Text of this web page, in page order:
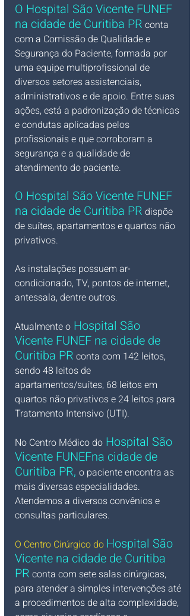
O Hospital São Vicente FUNEF
na cidade de Curitiba PR conta
com a Comissão de Qualidade e
Segurança do Paciente, formada por
uma equipe multiprofissional de
diversos setores assistenciais,
administrativos e de apoio. Entre suas
ações, está a padronização de técnicas
e condutas aplicadas pelos
profissionais e que corroboram a
segurança e a qualidade de
atendimento do paciente.
O Hospital São Vicente FUNEF
na cidade de Curitiba PR dispõe
de suítes, apartamentos e quartos não
privativos.
As instalações possuem ar-
condicionado, TV, pontos de internet,
antessala, dentre outros.
Atualmente o Hospital São
Vicente FUNEF na cidade de
Curitiba PR conta com 142 leitos,
sendo 48 leitos de
apartamentos/suítes, 68 leitos em
quartos não privativos e 24 leitos para
Tratamento Intensivo (UTI).
No Centro Médico do Hospital São
Vicente FUNEFna cidade de
Curitiba PR, o paciente encontra as
mais diversas especialidades.
Atendemos a diversos convênios e
consultas particulares.
O Centro Cirúrgico do Hospital São
Vicente na cidade de Curitiba
PR conta com sete salas cirúrgicas,
para atender a simples intervenções até
a procedimentos de alta complexidade,